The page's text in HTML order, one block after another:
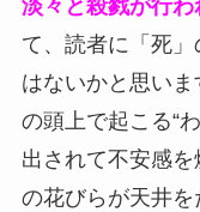
淡々と殺戮が行
て、読者に「死
はないかと思い
の頭上で起こる“
出されて不安感
の花びらが天井